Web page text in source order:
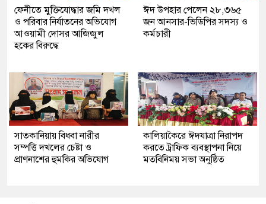
ফেনীতে মুক্তিযোদ্ধার জমি দখল
ও পরিবার নির্যাতনের অভিযোগ
আওয়ামী দোসর আজিজুল
হকের বিরুদ্ধে
ঈদ উপহার পেলেন ২৮,৩৬৫
জন আনসার-ভিডিপির সদস্য ও
কর্মচারী
সাতকানিয়ায় বিধবা নারীর
সম্পত্তি দখলের চেষ্টা ও
প্রাণনাশের হুমকির অভিযোগ
কালিয়াকৈরে ঈদযাত্রা নিরাপদ
করতে ট্রাফিক ব্যবস্থাপনা নিয়ে
মতবিনিময় সভা অনুষ্ঠিত